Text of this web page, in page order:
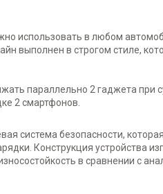
использовать в любом
выполнен в строгом стиле,
параллельно 2 гаджета
2 смартфонов.
система безопасности,
Конструкция устройства
в сравнении с